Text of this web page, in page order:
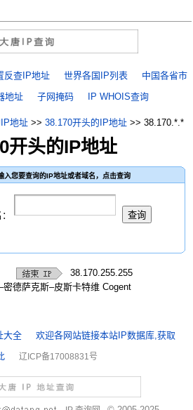
反查IP地址 世界各国IP列表
中国各省市
地址 子网掩码 IP WHOIS查询
地址>> 38.170开头的IP地址>> 38.170.*.*
开头的IP地址
入您要查询的IP地址或者域名，点击查询
38.170.255.255
密德萨克斯–皮斯卡特维 Cogent
大全
欢迎各网站链接本站IP数据库,获取
辽ICP备17008831号